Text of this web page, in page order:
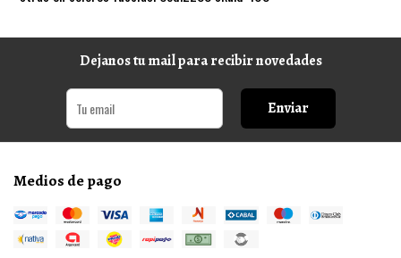
Dejanos tu mail para recibir novedades
Enviar
Medios de pago